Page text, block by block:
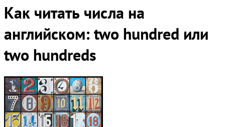
Как читать числа на
английском: two hundred или
two hundreds